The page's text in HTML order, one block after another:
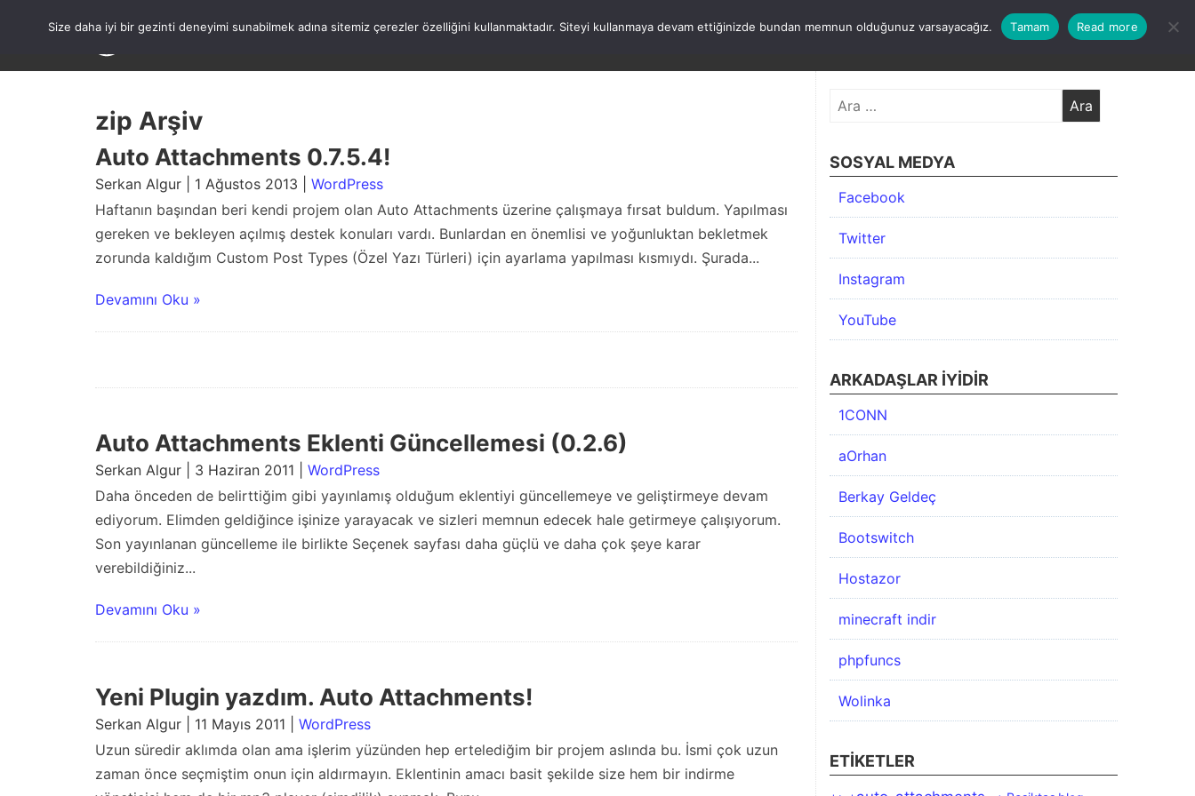
ANASAYFA WORDPRESS ATATÜRK HAKKIMDA KATEGORİLER İLETİŞİM ARŞİV
zip Arşiv
Auto Attachments 0.7.5.4!
Serkan Algur | 1 Ağustos 2013 | WordPress
Haftanın başından beri kendi projem olan Auto Attachments üzerine çalışmaya fırsat buldum. Yapılması
gereken ve bekleyen açılmış destek konuları vardı. Bunlardan en önemlisi ve yoğunluktan bekletmek
zorunda kaldığım Custom Post Types (Özel Yazı Türleri) için ayarlama yapılması kısmıydı. Şurada...
Devamını Oku »
Auto Attachments Eklenti Güncellemesi (0.2.6)
Serkan Algur | 3 Haziran 2011 | WordPress
Daha önceden de belirttiğim gibi yayınlamış olduğum eklentiyi güncellemeye ve geliştirmeye devam
ediyorum. Elimden geldiğince işinize yarayacak ve sizleri memnun edecek hale getirmeye çalışıyorum.
Son yayınlanan güncelleme ile birlikte Seçenek sayfası daha güçlü ve daha çok şeye karar
verebildiğiniz...
Devamını Oku »
Yeni Plugin yazdım. Auto Attachments!
Serkan Algur | 11 Mayıs 2011 | WordPress
Uzun süredir aklımda olan ama işlerim yüzünden hep ertelediğim bir projem aslında bu. İsmi çok uzun
zaman önce seçmiştim onun için aldırmayın. Eklentinin amacı basit şekilde size hem bir indirme
Arama:
SOSYAL MEDYA
Facebook
Twitter
Instagram
YouTube
ARKADAŞLAR İYIDIR
1CONN
aOrhan
Berkay Geldeç
Bootswitch
Hostazor
minecraft indir
phpfuncs
Wolinka
ETIKETLER
Size daha iyi bir gezinti deneyimi sunabilmek adına sitemiz çerezler özelliğini kullanmaktadır. Siteyi kullanmaya devam ettiğinizde bundan memnun olduğunuz varsayacağız. Tamam Read more